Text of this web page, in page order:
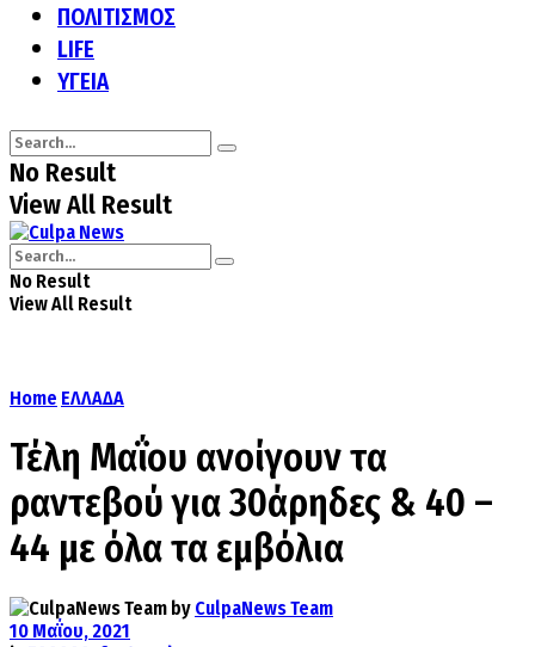
ΠΟΛΙΤΙΣΜΟΣ
LIFE
ΥΓΕΙΑ
No Result
View All Result
No Result
View All Result
Home ΕΛΛΑΔΑ
Τέλη Μαΐου ανοίγουν τα
ραντεβού για 30άρηδες & 40 –
44 με όλα τα εμβόλια
by CulpaNews Team
10 Μαΐου, 2021